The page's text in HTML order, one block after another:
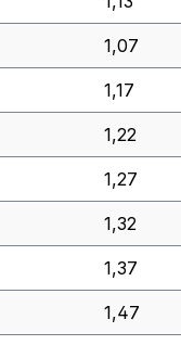
1,07
1,17
1,22
1,27
1,32
1,37
1,47